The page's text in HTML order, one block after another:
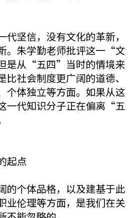
坚信，没有文化的革新，
。朱学勤老师批评这一“文
是从“五四”当时的情境来
比社会制度更广阔的道德、
个体独立等方面。如果从这
一代知识分子正在偏离“五
起点
的个体品格，以及建基于此
业伦理等方面，是我们在关